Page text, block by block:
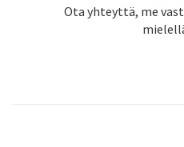
Ota yhteyttä, me